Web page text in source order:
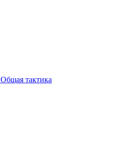
Общая тактика